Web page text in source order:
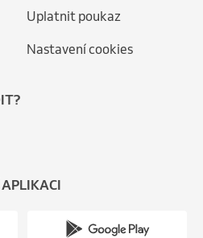
Uplatnit poukaz
Nastavení cookies